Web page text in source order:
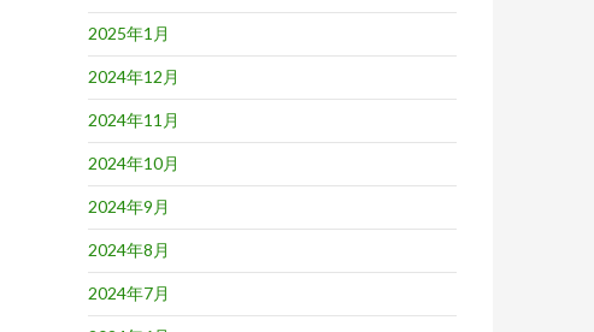
2025年1月
2024年12月
2024年11月
2024年10月
2024年9月
2024年8月
2024年7月